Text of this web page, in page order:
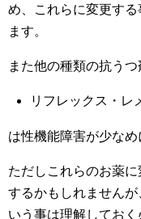
め、これらに変更す
ます。
また他の種類の抗うつ
リフレックス・レ
は性機能障害が少なめ
ただしこれらのお薬
するかもしれません
いう事は理解しておく